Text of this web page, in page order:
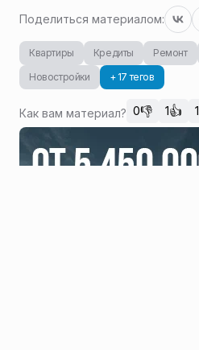
Поделиться материалом:
Квартиры Кредиты Ремонт
Новостройки
+ 17 тегов
Как вам материал? 0👎 1👍 1